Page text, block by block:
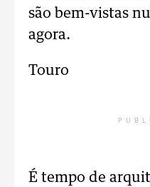
são bem-vistas
agora.
Touro
É tempo de